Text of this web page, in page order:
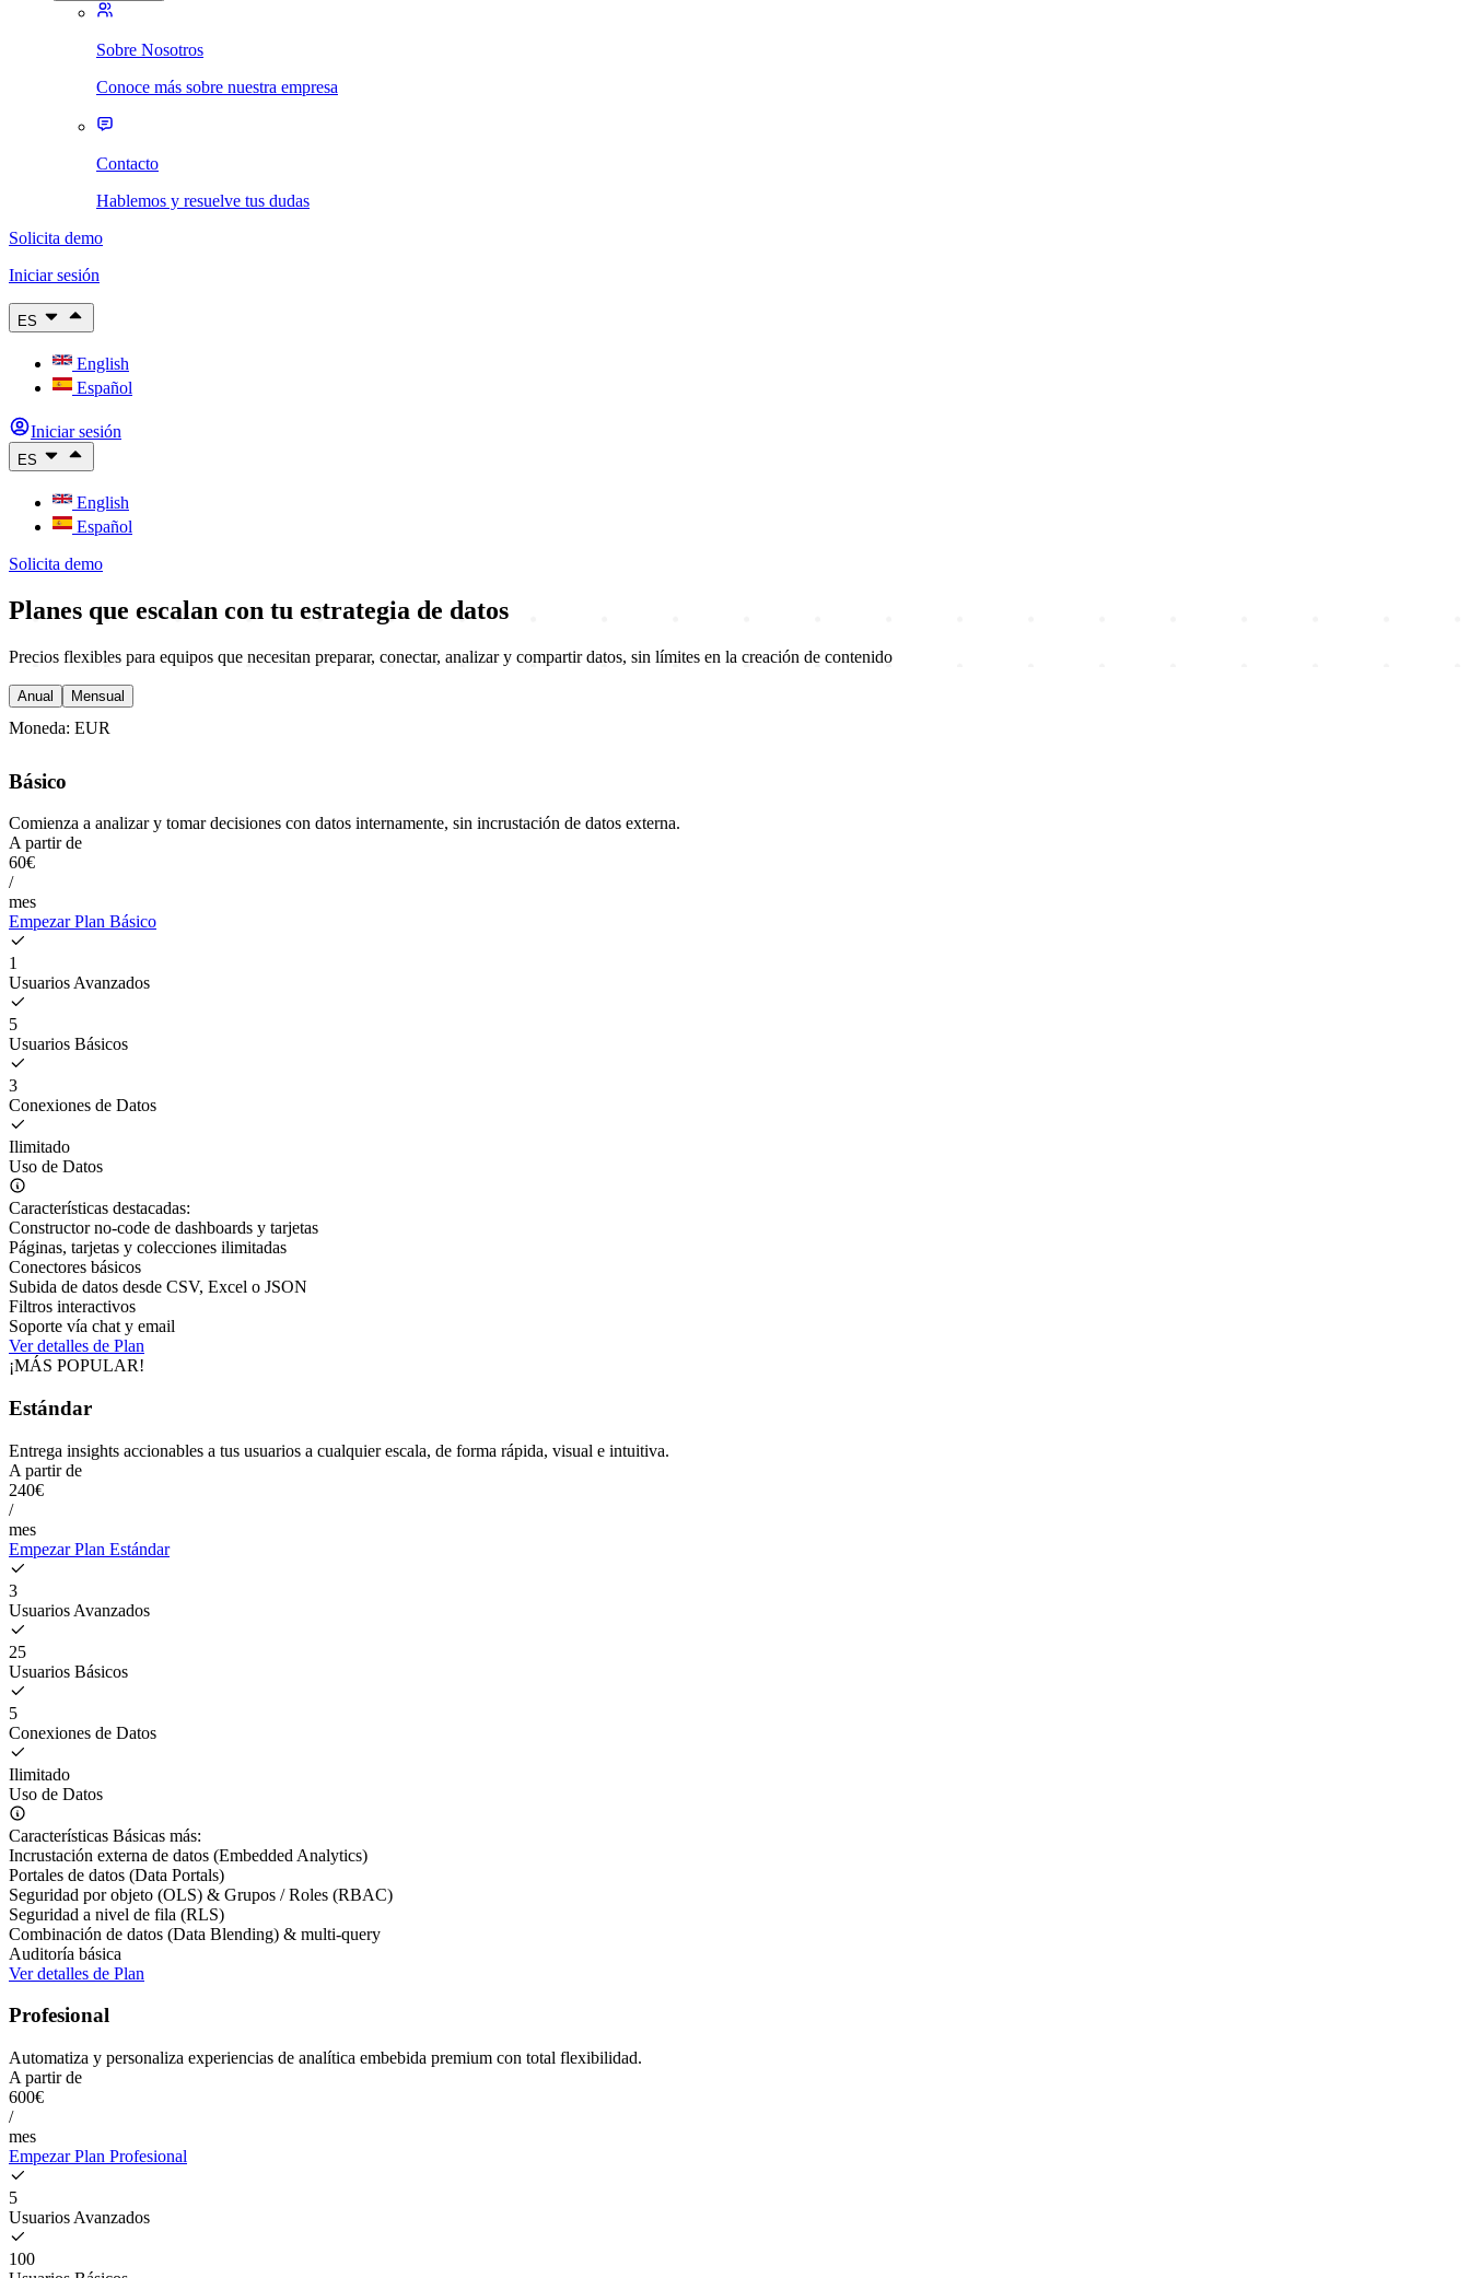
Sobre Nosotros
Conoce más sobre nuestra empresa
Contacto
Hablemos y resuelve tus dudas
Solicita demo
Iniciar sesión
ES
English
Español
Iniciar sesión
ES
English
Español
Solicita demo
Planes que escalan con tu estrategia de datos
Precios flexibles para equipos que necesitan preparar, conectar, analizar y compartir datos, sin límites en la creación de contenido
Anual Mensual
Moneda: EUR
Básico
Comienza a analizar y tomar decisiones con datos internamente, sin incrustación de datos externa.
A partir de
60€
/
mes
Empezar Plan Básico
1
Usuarios Avanzados
5
Usuarios Básicos
3
Conexiones de Datos
Ilimitado
Uso de Datos
Características destacadas:
Constructor no-code de dashboards y tarjetas
Páginas, tarjetas y colecciones ilimitadas
Conectores básicos
Subida de datos desde CSV, Excel o JSON
Filtros interactivos
Soporte vía chat y email
Ver detalles de Plan
¡MÁS POPULAR!
Estándar
Entrega insights accionables a tus usuarios a cualquier escala, de forma rápida, visual e intuitiva.
A partir de
240€
/
mes
Empezar Plan Estándar
3
Usuarios Avanzados
25
Usuarios Básicos
5
Conexiones de Datos
Ilimitado
Uso de Datos
Características Básicas más:
Incrustación externa de datos (Embedded Analytics)
Portales de datos (Data Portals)
Seguridad por objeto (OLS) & Grupos / Roles (RBAC)
Seguridad a nivel de fila (RLS)
Combinación de datos (Data Blending) & multi-query
Auditoría básica
Ver detalles de Plan
Profesional
Automatiza y personaliza experiencias de analítica embebida premium con total flexibilidad.
A partir de
600€
/
mes
Empezar Plan Profesional
5
Usuarios Avanzados
100